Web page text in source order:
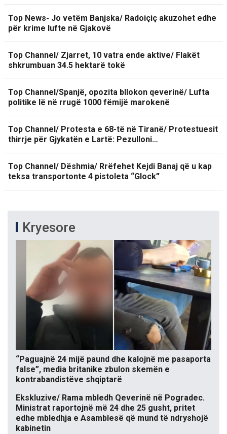
Top News- Jo vetëm Banjska/ Radoiçiç akuzohet edhe
për krime lufte në Gjakovë
Top Channel/ Zjarret, 10 vatra ende aktive/ Flakët
shkrumbuan 34.5 hektarë tokë
Top Channel/Spanjë, opozita bllokon qeverinë/ Lufta
politike lë në rrugë 1000 fëmijë marokenë
Top Channel/ Protesta e 68-të në Tiranë/ Protestuesit
thirrje për Gjykatën e Lartë: Pezulloni…
Top Channel/ Dëshmia/ Rrëfehet Kejdi Banaj që u kap
teksa transportonte 4 pistoleta “Glock”
Kryesore
“Paguajnë 24 mijë paund dhe kalojnë me pasaporta
false”, media britanike zbulon skemën e
kontrabandistëve shqiptarë
Ekskluzive/ Rama mbledh Qeverinë në Pogradec.
Ministrat raportojnë më 24 dhe 25 gusht, pritet
edhe mbledhja e Asamblesë që mund të ndryshojë
kabinetin